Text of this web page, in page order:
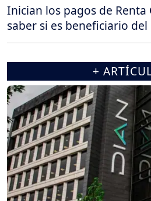
Inician los pagos de Renta
saber si es beneficiario del
+